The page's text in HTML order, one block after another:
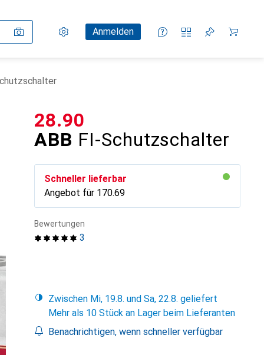
Einstellungen
KundenkontoAnmelden
Vergleichslisten
Merklisten
Warenkorb
ABB FI-Schutzschalter
CHF
28.90
Schneller lieferbar
Angebot für CHF
170.69
3
Bewertungen
Zwischen Mi, 19.8. und Sa, 22.8. geliefert
Mehr als 10 Stück an Lager beim Lieferanten
Benachrichtigen, wenn schneller verfügbar